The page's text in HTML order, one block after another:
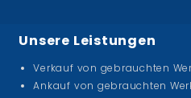
Unsere Leistungen
Verkauf von gebrauchten
Ankauf von gebrauchten